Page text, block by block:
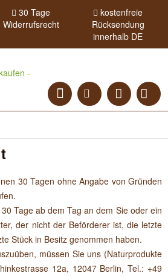
30 Tage
Widerrufsrecht
kostenfreie
Rücksendung
innerhalb DE
30 Tagen ohne Angabe von Gründen
Tage ab dem Tag an dem Sie oder ein
der nicht der Beförderer ist, die letzte
Stück in Besitz genommen haben.
müssen Sie uns (Naturprodukte
12a, 12047 Berlin, Tel.: +49